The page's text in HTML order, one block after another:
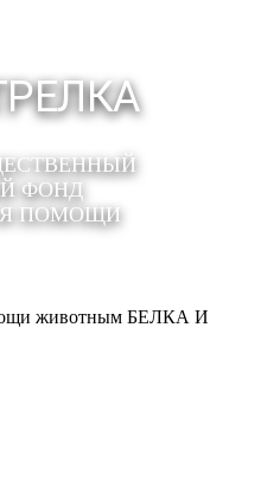
ФОНД
ПОМОЩИ
животным БЕЛКА И